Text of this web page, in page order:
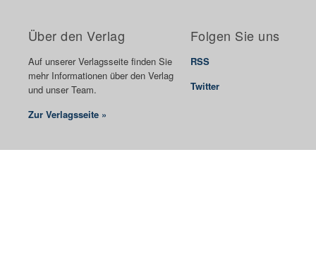
Über den Verlag
Auf unserer Verlagsseite finden Sie
mehr Informationen über den Verlag
und unser Team.
Zur Verlagsseite »
Folgen Sie uns
RSS
Twitter